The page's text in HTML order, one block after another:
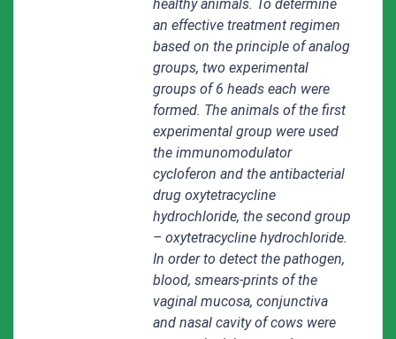
healthy animals. To determine
an effective treatment regimen
based on the principle of analog
groups, two experimental
groups of 6 heads each were
formed. The animals of the first
experimental group were used
the immunomodulator
cycloferon and the antibacterial
drug oxytetracycline
hydrochloride, the second group
– oxytetracycline hydrochloride.
In order to detect the pathogen,
blood, smears-prints of the
vaginal mucosa, conjunctiva
and nasal cavity of cows were